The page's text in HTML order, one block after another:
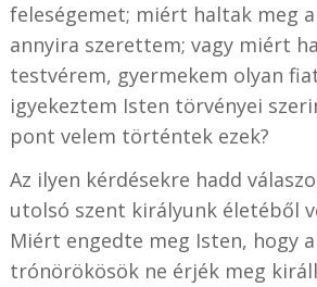
feleségemet; miért haltak meg
annyira szerettem; vagy miért
testvérem, gyermekem olyan
igyekeztem Isten törvényei
pont velem történtek ezek?
Az ilyen kérdésekre hadd
utolsó szent királyunk életéből
Miért engedte meg Isten, hogy
trónörökösök ne érjék meg